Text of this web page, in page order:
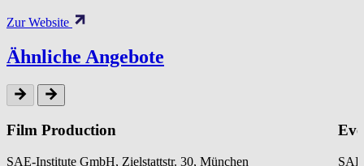
Zur Website
Ähnliche Angebote
Film Production
SAE-Institute GmbH, Zielstattstr. 30, München